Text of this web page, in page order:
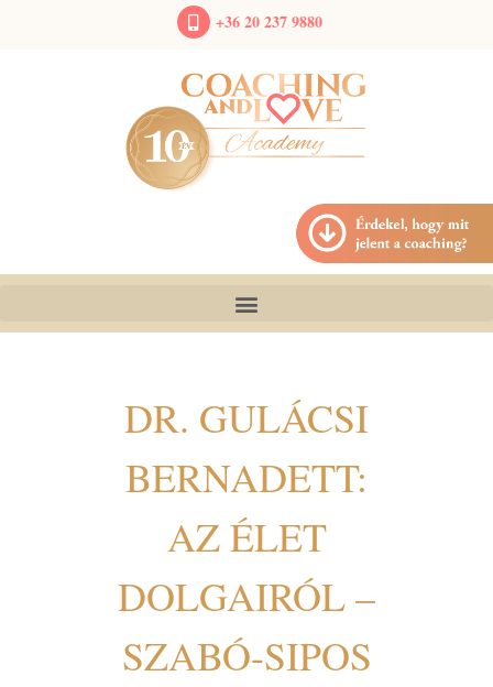
+36 20 237 9880
DR. GULÁCSI
BERNADETT:
AZ ÉLET
DOLGAIRÓL –
SZABÓ-SIPOS